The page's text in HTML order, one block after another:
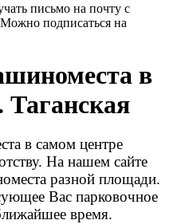
письмо на почту с
подписаться на
в
в самом центре
На нашем сайте
разной площади.
Вас парковочное
время.